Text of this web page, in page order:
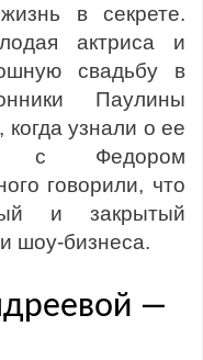
в секрете.
актриса и
свадьбу в
Паулины
узнали о ее
с Федором
говорили, что
и закрытый
шоу-бизнеса.
—